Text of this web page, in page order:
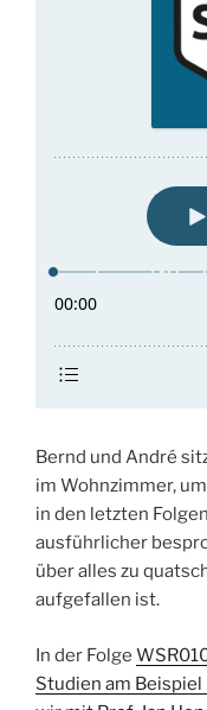
Bernd und André
im Wohnzimmer,
in den letzten
ausführlicher
über alles zu
aufgefallen ist.
In der Folge
Studien am